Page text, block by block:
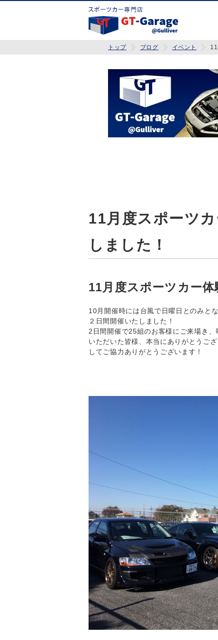
トップ ブログ イベント
11月度スポーツ
しました！
11月度スポーツカー
10月開催時には台風で日曜日とのみと
２日間開催いたしました！
2日間開催で25組のお客様にご来場き
いただいた皆様、本当にありがとうご
してご協力ありがとうございます！